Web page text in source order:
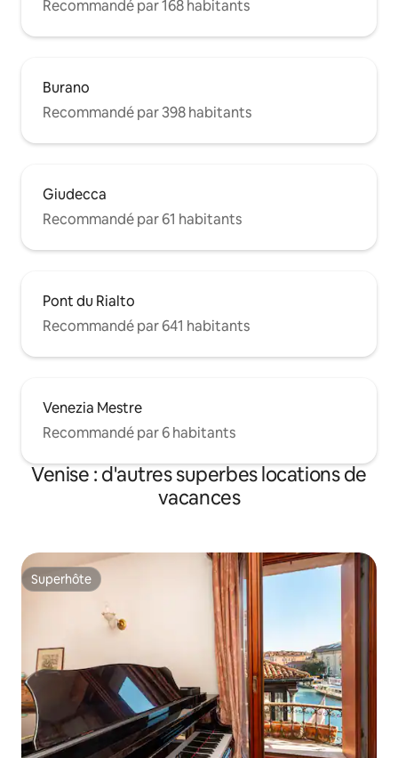
Recommandé par 168 habitants
Burano
Recommandé par 398 habitants
Giudecca
Recommandé par 61 habitants
Pont du Rialto
Recommandé par 641 habitants
Venezia Mestre
Recommandé par 6 habitants
Venise : d'autres superbes locations de
vacances
Superhôte
Superhôte